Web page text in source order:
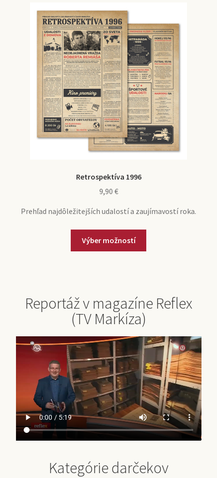
Retrospektíva 1996
9,90 €
Prehľad najdôležitejších udalostí a zaujímavostí roka.
Výber možností
Reportáž v magazíne Reflex
(TV Markíza)
Kategórie darčekov